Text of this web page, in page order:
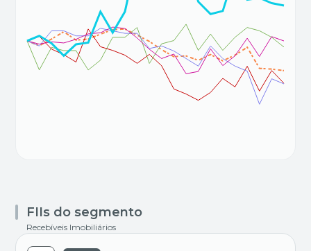
FIIs do segmento
Recebíveis Imobiliários